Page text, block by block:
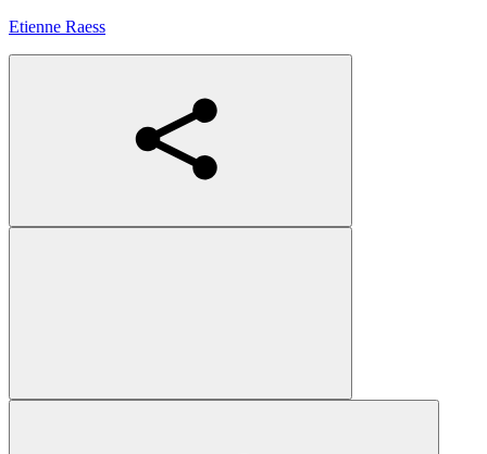
Etienne Raess